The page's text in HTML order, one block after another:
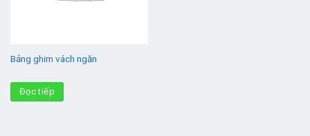
Bảng ghim vách ngăn
Đọc tiếp